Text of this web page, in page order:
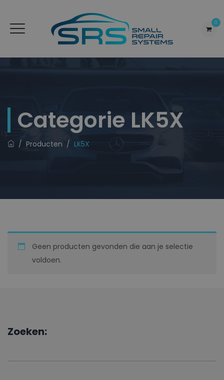
0
Categorie LK5X
/ Producten / LK5X
Geen producten gevonden die aan je selectie
voldoen.
Zoeken: